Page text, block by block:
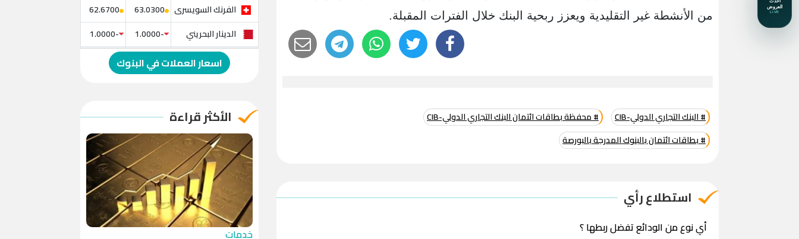
من الأنشطة غير التقليدية ويعزز ربحية البنك خلال الفترات المقبلة.
# البنك التجاري الدولي-CIB
# محفظة بطاقات ائتمان البنك التجاري الدولي-CIB
# بطاقات ائتمان بالبنوك المدرجة بالبورصة
استطلاع رأي
أي نوع من الودائع تفضل ربطها ؟
الفرنك السويسرى
63.0300
62.6700
الدينار البحريني
-1.0000
-1.0000
الدولار الإسترالي
-1.0000
-1.0000
الدينار الأردني
-1.0000
-1.0000
اسعار العملات في البنوك
الأكثر قراءة
خدمات